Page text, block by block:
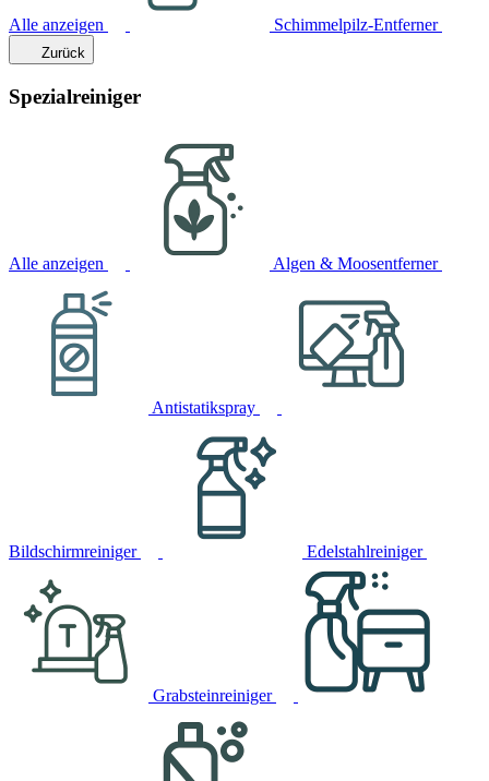
Alle anzeigen Schimmelpilz-Entferner
Zurück
Spezialreiniger
Alle anzeigen Algen & Moosentferner
Antistatikspray
Bildschirmreiniger Edelstahlreiniger
Grabsteinreiniger